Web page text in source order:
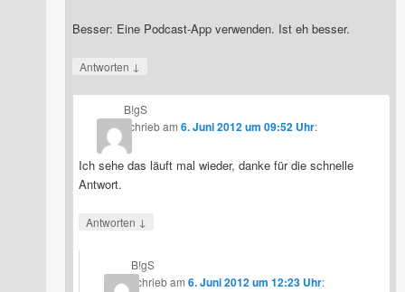
Besser: Eine Podcast-App verwenden. Ist eh besser.
Antworten ↓
B!gS
schriebam6. Juni 2012 um 09:52 Uhr:
Ich sehe das läuft mal wieder, danke für die schnelle
Antwort.
Antworten ↓
B!gS
schriebam 6. Juni 2012 um 12:23 Uhr: